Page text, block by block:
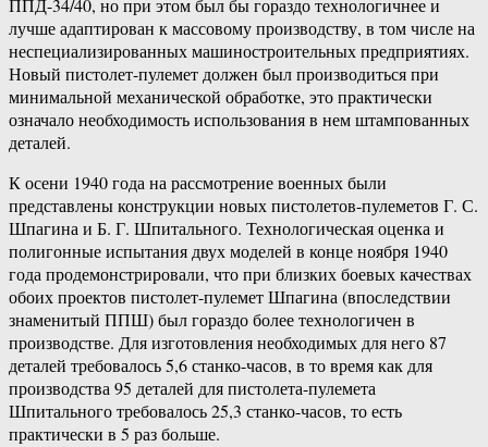
ППД-34/40, но при этом был бы гораздо технологичнее и
лучше адаптирован к массовому производству, в том числе на
неспециализированных машиностроительных предприятиях.
Новый пистолет-пулемет должен был производиться при
минимальной механической обработке, это практически
означало необходимость использования в нем штампованных
деталей.
К осени 1940 года на рассмотрение военных были
представлены конструкции новых пистолетов-пулеметов Г. С.
Шпагина и Б. Г. Шпитального. Технологическая оценка и
полигонные испытания двух моделей в конце ноября 1940
года продемонстрировали, что при близких боевых качествах
обоих проектов пистолет-пулемет Шпагина (впоследствии
знаменитый ППШ) был гораздо более технологичен в
производстве. Для изготовления необходимых для него 87
деталей требовалось 5,6 станко-часов, в то время как для
производства 95 деталей для пистолета-пулемета
Шпитального требовалось 25,3 станко-часов, то есть
практически в 5 раз больше.